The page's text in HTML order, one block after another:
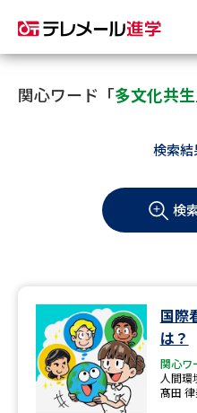
資料請求
大学・短大の資料種類から請
過去問題集
大学・短大以外の資料から
専門学校の資料請求
関心ワード「多文化共生
検索結
検
国際
は？
関心ワ
人間環
髙田